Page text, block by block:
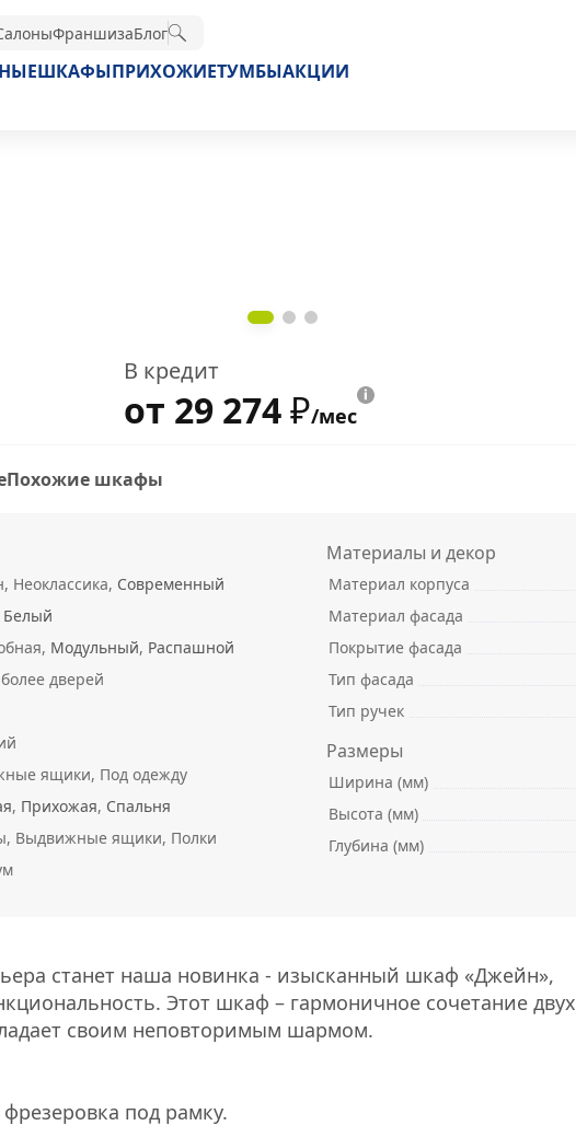
ФраншизаБлог
ШКАФЫПРИХОЖИЕТУМБЫАКЦИИ
В кредит
от 29 274₽/мес
Похожие шкафы
Неоклассика, Современный
Белый
Модульный, Распашной
дверей
ящики, Под одежду
, Прихожая, Спальня
Выдвижные ящики, Полки
Материалы и декор
Материал корпуса
Материал фасада
Покрытие фасада
Тип фасада
Тип ручек
Размеры
Ширина (мм)
Высота (мм)
Глубина (мм)
станет наша новинка - изысканный шкаф «Джейн»,
Этот шкаф – гармоничное сочетание двух
своим неповторимым шармом.
под рамку.